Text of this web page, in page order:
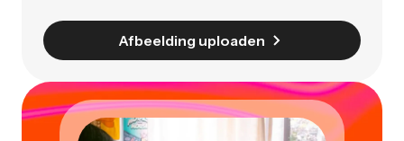
Afbeelding uploaden